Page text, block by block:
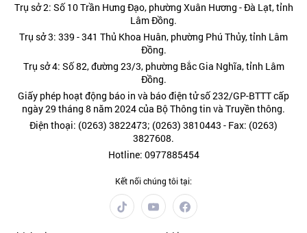
Trụ sở 2: Số 10 Trần Hưng Đạo, phường Xuân Hương - Đà Lạt, tỉnh
Lâm Đồng.
Trụ sở 3: 339 - 341 Thủ Khoa Huân, phường Phú Thủy, tỉnh Lâm
Đồng.
Trụ sở 4: Số 82, đường 23/3, phường Bắc Gia Nghĩa, tỉnh Lâm
Đồng.
Giấy phép hoạt động báo in và báo điện tử số 232/GP-BTTT cấp
ngày 29 tháng 8 năm 2024 của Bộ Thông tin và Truyền thông.
Điện thoại: (0263) 3822473; (0263) 3810443 - Fax: (0263)
3827608.
Hotline: 0977885454
Kết nối chúng tôi tại: